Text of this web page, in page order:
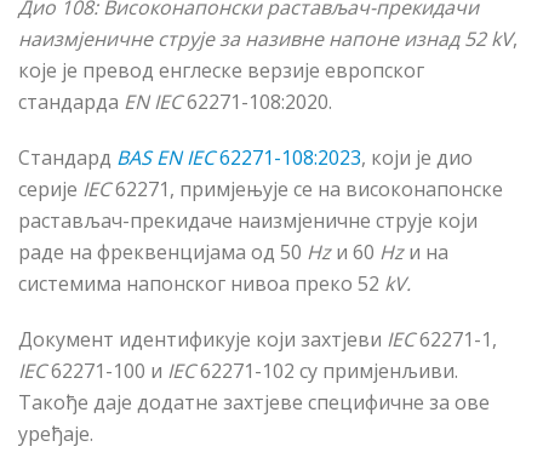
Дио 108:Високонапонски растављач-прекидачи
наизмјеничне струјеза називне напоне изнад 52 kV,
које је превод енглеске верзије европског
стандарда EN IEC62271-108:2020.
Стандард BAS EN IEC62271-108:2023, који је дио
серије IEC62271, примјењује се на високонапонске
растављач-прекидаче наизмјеничне струје који
раде на фреквенцијама од 50 Hzи 60 Hzи на
системима напонског нивоа преко 52 kV.
Документ идентификује који захтјеви IEC62271-1,
IEC62271-100 и IEC62271-102 су примјенљиви.
Такође даје додатне захтјеве специфичне за ове
уређаје.